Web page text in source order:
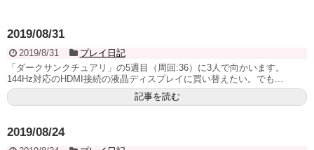
2019/08/31
2019/8/31
プレイ日記
「ダークサンクチュアリ」の5週目（周回:36）に3人で向かいます。
144Hz対応のHDMI接続の液晶ディスプレイに買い替えたい。でも...
記事を読む
2019/08/24